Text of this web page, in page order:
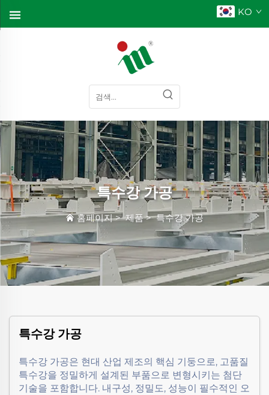
KO
특수강 가공
홈페이지>제품>특수강 가공
특수강 가공
특수강 가공은 현대 산업 제조의 핵심 기둥으로, 고품질
특수강을 정밀하게 설계된 부품으로 변형시키는 첨단
기술을 포함합니다. 내구성, 정밀도, 성능이 필수적인 오